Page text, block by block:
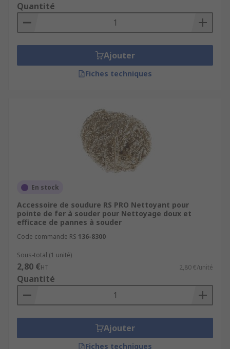
Quantité
Ajouter
Fiches techniques
En stock
Accessoire de soudure RS PRO Nettoyant pour
pointe de fer à souder pour Nettoyage doux et
efficace de pannes à souder
Code commande RS 136-8300
Sous-total (1 unité)
2,80 €HT 2,80 €/unité
Quantité
Ajouter
Fiches techniques